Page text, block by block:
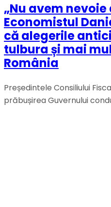
„Nu avem
Economistul
că alegerile
tulbura și mai
România
Președintele Consiliului
prăbușirea Guvernului